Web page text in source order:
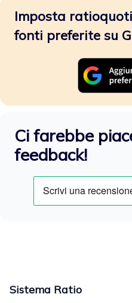
Imposta
fonti preferite su
Ci farebbe
feedback!
Sistema Ratio